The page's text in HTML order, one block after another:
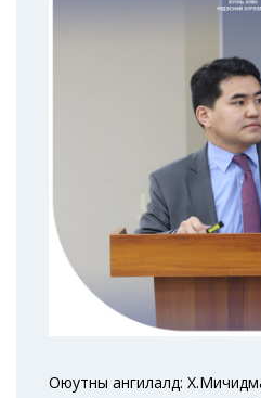
Оюутны ангилалд: